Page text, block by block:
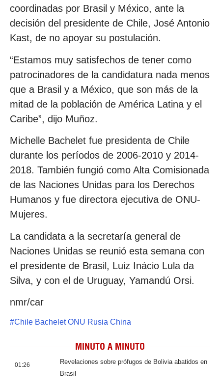
coordinadas por Brasil y México, ante la
decisión del presidente de Chile, José Antonio
Kast, de no apoyar su postulación.
“Estamos muy satisfechos de tener como
patrocinadores de la candidatura nada menos
que a Brasil y a México, que son más de la
mitad de la población de América Latina y el
Caribe”, dijo Muñoz.
Michelle Bachelet fue presidenta de Chile
durante los períodos de 2006-2010 y 2014-
2018. También fungió como Alta Comisionada
de las Naciones Unidas para los Derechos
Humanos y fue directora ejecutiva de ONU-
Mujeres.
La candidata a la secretaría general de
Naciones Unidas se reunió esta semana con
el presidente de Brasil, Luiz Inácio Lula da
Silva, y con el de Uruguay, Yamandú Orsi.
nmr/car
#Chile Bachelet ONU Rusia China
MINUTO A MINUTO
01:26
Revelaciones sobre prófugos de Bolivia abatidos en
Brasil